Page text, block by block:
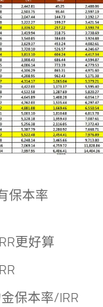
保本率
更好算
保本率/IRR